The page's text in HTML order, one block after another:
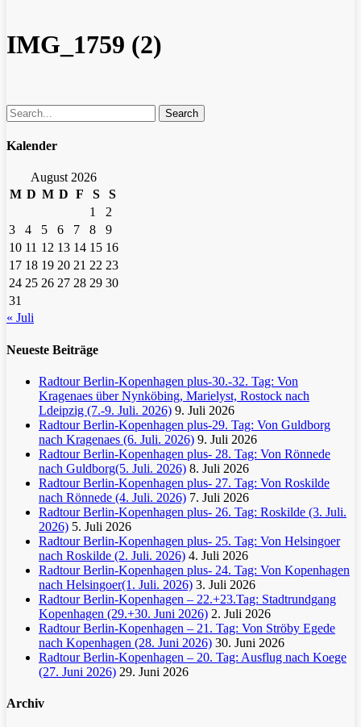
IMG_1759 (2)
Search
Kalender
August 2026
M D M D F S
S
1
2
3
4 5 6 7 8
9
10 11 12 13 14 15 16
17 18 19 20 21 22 23
24 25 26 27 28 29 30
31
« Juli
Neueste Beiträge
Radtour Berlin-Kopenhagen plus-30.-32. Tag: Von
Kragenaes über Nynköbing, Marielyst, Rostock nach
Ldeipzig (7.-9. Juli. 2026) 9. Juli 2026
Radtour Berlin-Kopenhagen plus-29. Tag: Von Guldborg
nach Kragenaes (6. Juli. 2026) 9. Juli 2026
Radtour Berlin-Kopenhagen plus- 28. Tag: Von Rönnede
nach Guldborg(5. Juli. 2026) 8. Juli 2026
Radtour Berlin-Kopenhagen plus- 27. Tag: Von Roskilde
nach Rönnede (4. Juli. 2026) 7. Juli 2026
Radtour Berlin-Kopenhagen plus- 26. Tag: Roskilde (3. Juli.
2026) 5. Juli 2026
Radtour Berlin-Kopenhagen plus- 25. Tag: Von Helsingoer
nach Roskilde (2. Juli. 2026) 4. Juli 2026
Radtour Berlin-Kopenhagen plus- 24. Tag: Von Kopenhagen
nach Helsingoer(1. Juli. 2026) 3. Juli 2026
Radtour Berlin-Kopenhagen – 22.+23.Tag: Stadtrundgang
Kopenhagen (29.+30. Juni 2026) 2. Juli 2026
Radtour Berlin-Kopenhagen – 21. Tag: Von Ströby Egede
nach Kopenhagen (28. Juni 2026) 30. Juni 2026
Radtour Berlin-Kopenhagen – 20. Tag: Ausflug nach Koege
(27. Juni 2026) 29. Juni 2026
Archiv